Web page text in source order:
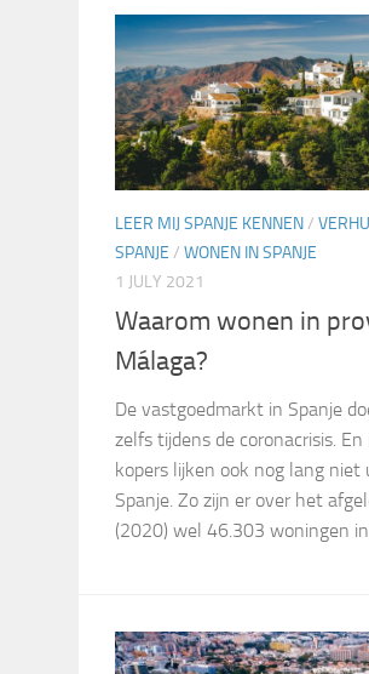
LEER MIJ SPANJE KENNEN/
SPANJE / WONEN IN SPANJE
1 JULY 2021
Waarom wonen in
Málaga?
De vastgoedmarkt in Spanje
zelfs tijdens de coronacrisis.
kopers lijken ook nog lang niet
Spanje. Zo zijn er over het
(2020) wel 46.303 woningen